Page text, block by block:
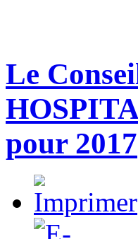
Le
pour 2017